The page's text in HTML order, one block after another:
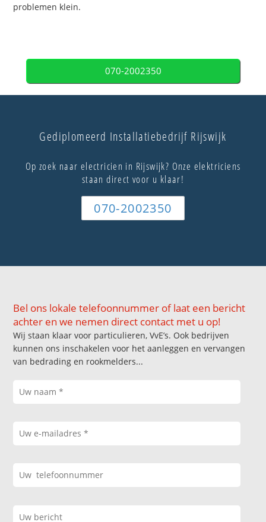
problemen klein.
070-2002350
Gediplomeerd Installatiebedrijf Rijswijk
Op zoek naar electricien in Rijswijk? Onze elektriciens
staan direct voor u klaar!
070-2002350
Bel ons lokale telefoonnummer of laat een bericht
achter en we nemen direct contact met u op!
Wij staan klaar voor particulieren, VvE’s. Ook bedrijven
kunnen ons inschakelen voor het aanleggen en vervangen
van bedrading en rookmelders...